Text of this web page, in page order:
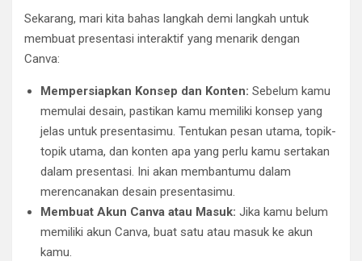
Sekarang, mari kita bahas langkah demi langkah untuk
membuat presentasi interaktif yang menarik dengan
Canva:
Mempersiapkan Konsep dan Konten: Sebelum kamu
memulai desain, pastikan kamu memiliki konsep yang
jelas untuk presentasimu. Tentukan pesan utama, topik-
topik utama, dan konten apa yang perlu kamu sertakan
dalam presentasi. Ini akan membantumu dalam
merencanakan desain presentasimu.
Membuat Akun Canva atau Masuk: Jika kamu belum
memiliki akun Canva, buat satu atau masuk ke akun
kamu.